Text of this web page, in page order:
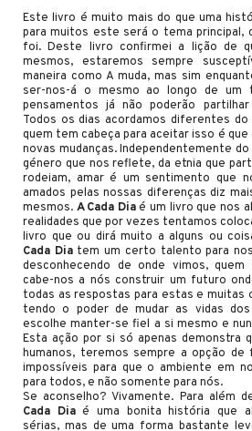
Este livro é muito mais do que uma
para muitos este será o tema principal,
foi. Deste livro confirmei a lição de
mesmos, estaremos sempre
maneira como A muda, mas sim
ser-nos-á o mesmo ao longo de um
pensamentos já não poderão
Todos os dias acordamos diferentes
quem tem cabeça para aceitar isso é
novas mudanças. Independentemente
género que nos reflete, da etnia que
rodeiam, amar é um sentimento que
amados pelas nossas diferenças diz
mesmos. A Cada Diaé um livro que nos
realidades que por vezes tentamos
livro que ou dirá muito a alguns ou
Cada Dia tem um certo talento para
desconhecendo de onde vimos,
cabe-nos a nós construir um futuro
todas as respostas para estas e muitas
tendo o poder de mudar as vidas
escolhe manter-se fiel a si mesmo e
Esta ação por si só apenas demonstra
humanos, teremos sempre a opção
impossíveis para que o ambiente em
para todos, e não somente para nós.
Se aconselho? Vivamente. Para além
Cada Diaé uma bonita história que
sérias, mas de uma forma bastante